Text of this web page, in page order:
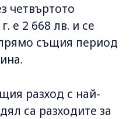
четвъртото
е 2 668 лв. и се
същия период
разход с най-
са разходите за